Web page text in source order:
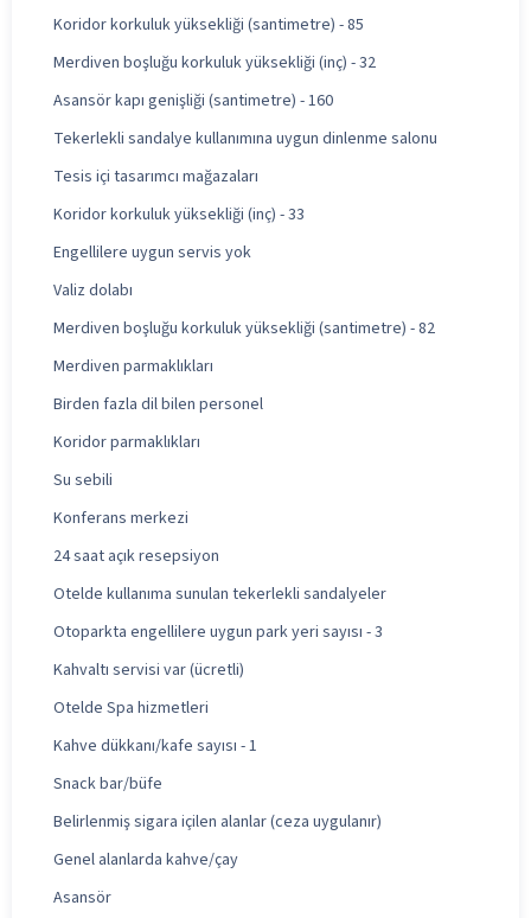
Koridor korkuluk yüksekliği (santimetre) - 85
Merdiven boşluğu korkuluk yüksekliği (inç) - 32
Asansör kapı genişliği (santimetre) - 160
Tekerlekli sandalye kullanımına uygun dinlenme salonu
Tesis içi tasarımcı mağazaları
Koridor korkuluk yüksekliği (inç) - 33
Engellilere uygun servis yok
Valiz dolabı
Merdiven boşluğu korkuluk yüksekliği (santimetre) - 82
Merdiven parmaklıkları
Birden fazla dil bilen personel
Koridor parmaklıkları
Su sebili
Konferans merkezi
24 saat açık resepsiyon
Otelde kullanıma sunulan tekerlekli sandalyeler
Otoparkta engellilere uygun park yeri sayısı - 3
Kahvaltı servisi var (ücretli)
Otelde Spa hizmetleri
Kahve dükkanı/kafe sayısı - 1
Snack bar/büfe
Belirlenmiş sigara içilen alanlar (ceza uygulanır)
Genel alanlarda kahve/çay
Asansör